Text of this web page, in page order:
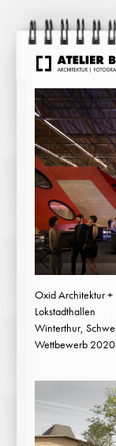
Oxid Architektur +
Lokstadthallen
Winterthur,
Wettbewerb